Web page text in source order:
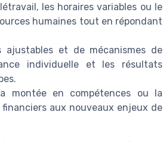
les horaires variables ou le
humaines tout en répondant
ajustables et de mécanismes de
individuelle et les résultats
montée en compétences ou la
aux nouveaux enjeux de